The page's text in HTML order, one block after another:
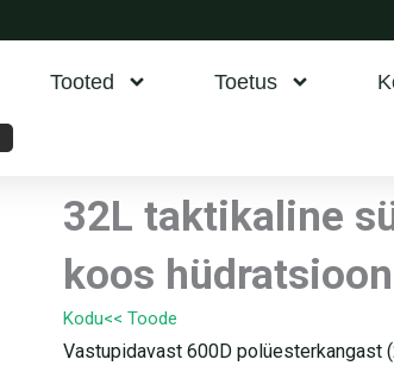
Tooted Toetus
32L taktikaline
koos
Kodu<< Toode
Vastupidavast 600D polüesterkangast